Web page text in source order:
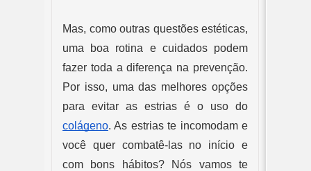
Mas, como outras questões estéticas,
uma boa rotina e cuidados podem
fazer toda a diferença na prevenção.
Por isso, uma das melhores opções
colágeno. As estrias te incomodam e
você quer combatê-las no início e
com bons hábitos? Nós vamos te